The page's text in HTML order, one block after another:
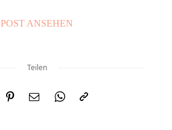
POST ANSEHEN
Teilen